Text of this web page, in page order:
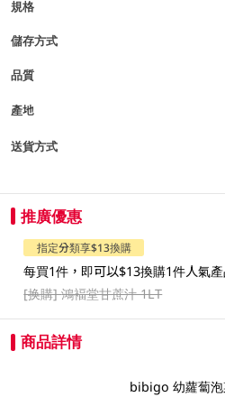
規格
儲存方式
品質
產地
送貨方式
推廣優惠
指定分類享$13換購
每買1件，即可以$13換購1件人氣
[换購]鴻褔堂甘蔗汁 1LT
商品詳情
bibigo 幼蘿蔔